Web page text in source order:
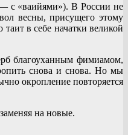
с «ваийями»). В России не
весны, присущего этому
в себе начатки великой
благоуханным фимиамом,
снова и снова. Но мы
окропление повторяется
на новые.